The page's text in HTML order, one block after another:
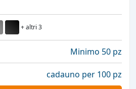
+ altri 3
Minimo 50 pz
cadauno per 100 pz